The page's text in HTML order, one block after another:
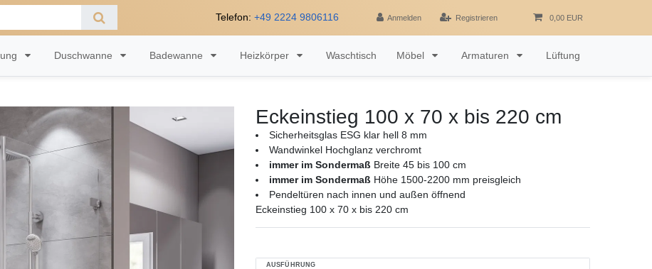
Telefon: +49 2224 9806116 Anmelden Registrieren 0,00 EUR
Duschwanne Badewanne Heizkörper Waschtisch Möbel Armaturen Lüftung
Eckeinstieg 100 x 70 x bis 220 cm
Sicherheitsglas ESG klar hell 8 mm
Wandwinkel Hochglanz verchromt
immer im Sondermaß Breite 45 bis 100 cm
immer im Sondermaß Höhe 1500-2200 mm preisgleich
Pendeltüren nach innen und außen öffnend
Eckeinstieg 100 x 70 x bis 220 cm
AUSFÜHRUNG